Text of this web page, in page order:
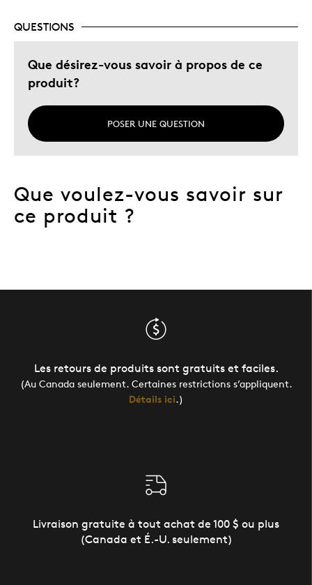
Cadeau pour adulte
Décrivez-vous Guidé par la qualité
QUESTIONS
Que désirez-vous savoir à propos de ce
produit?
POSER UNE QUESTION
Que voulez-vous savoir sur
ce produit ?
Les retours de produits sont gratuits et faciles.
(Au Canada seulement. Certaines restrictions s’appliquent.
Détails ici.)
Livraison gratuite à tout achat de 100 $ ou plus
(Canada et É.-U. seulement)